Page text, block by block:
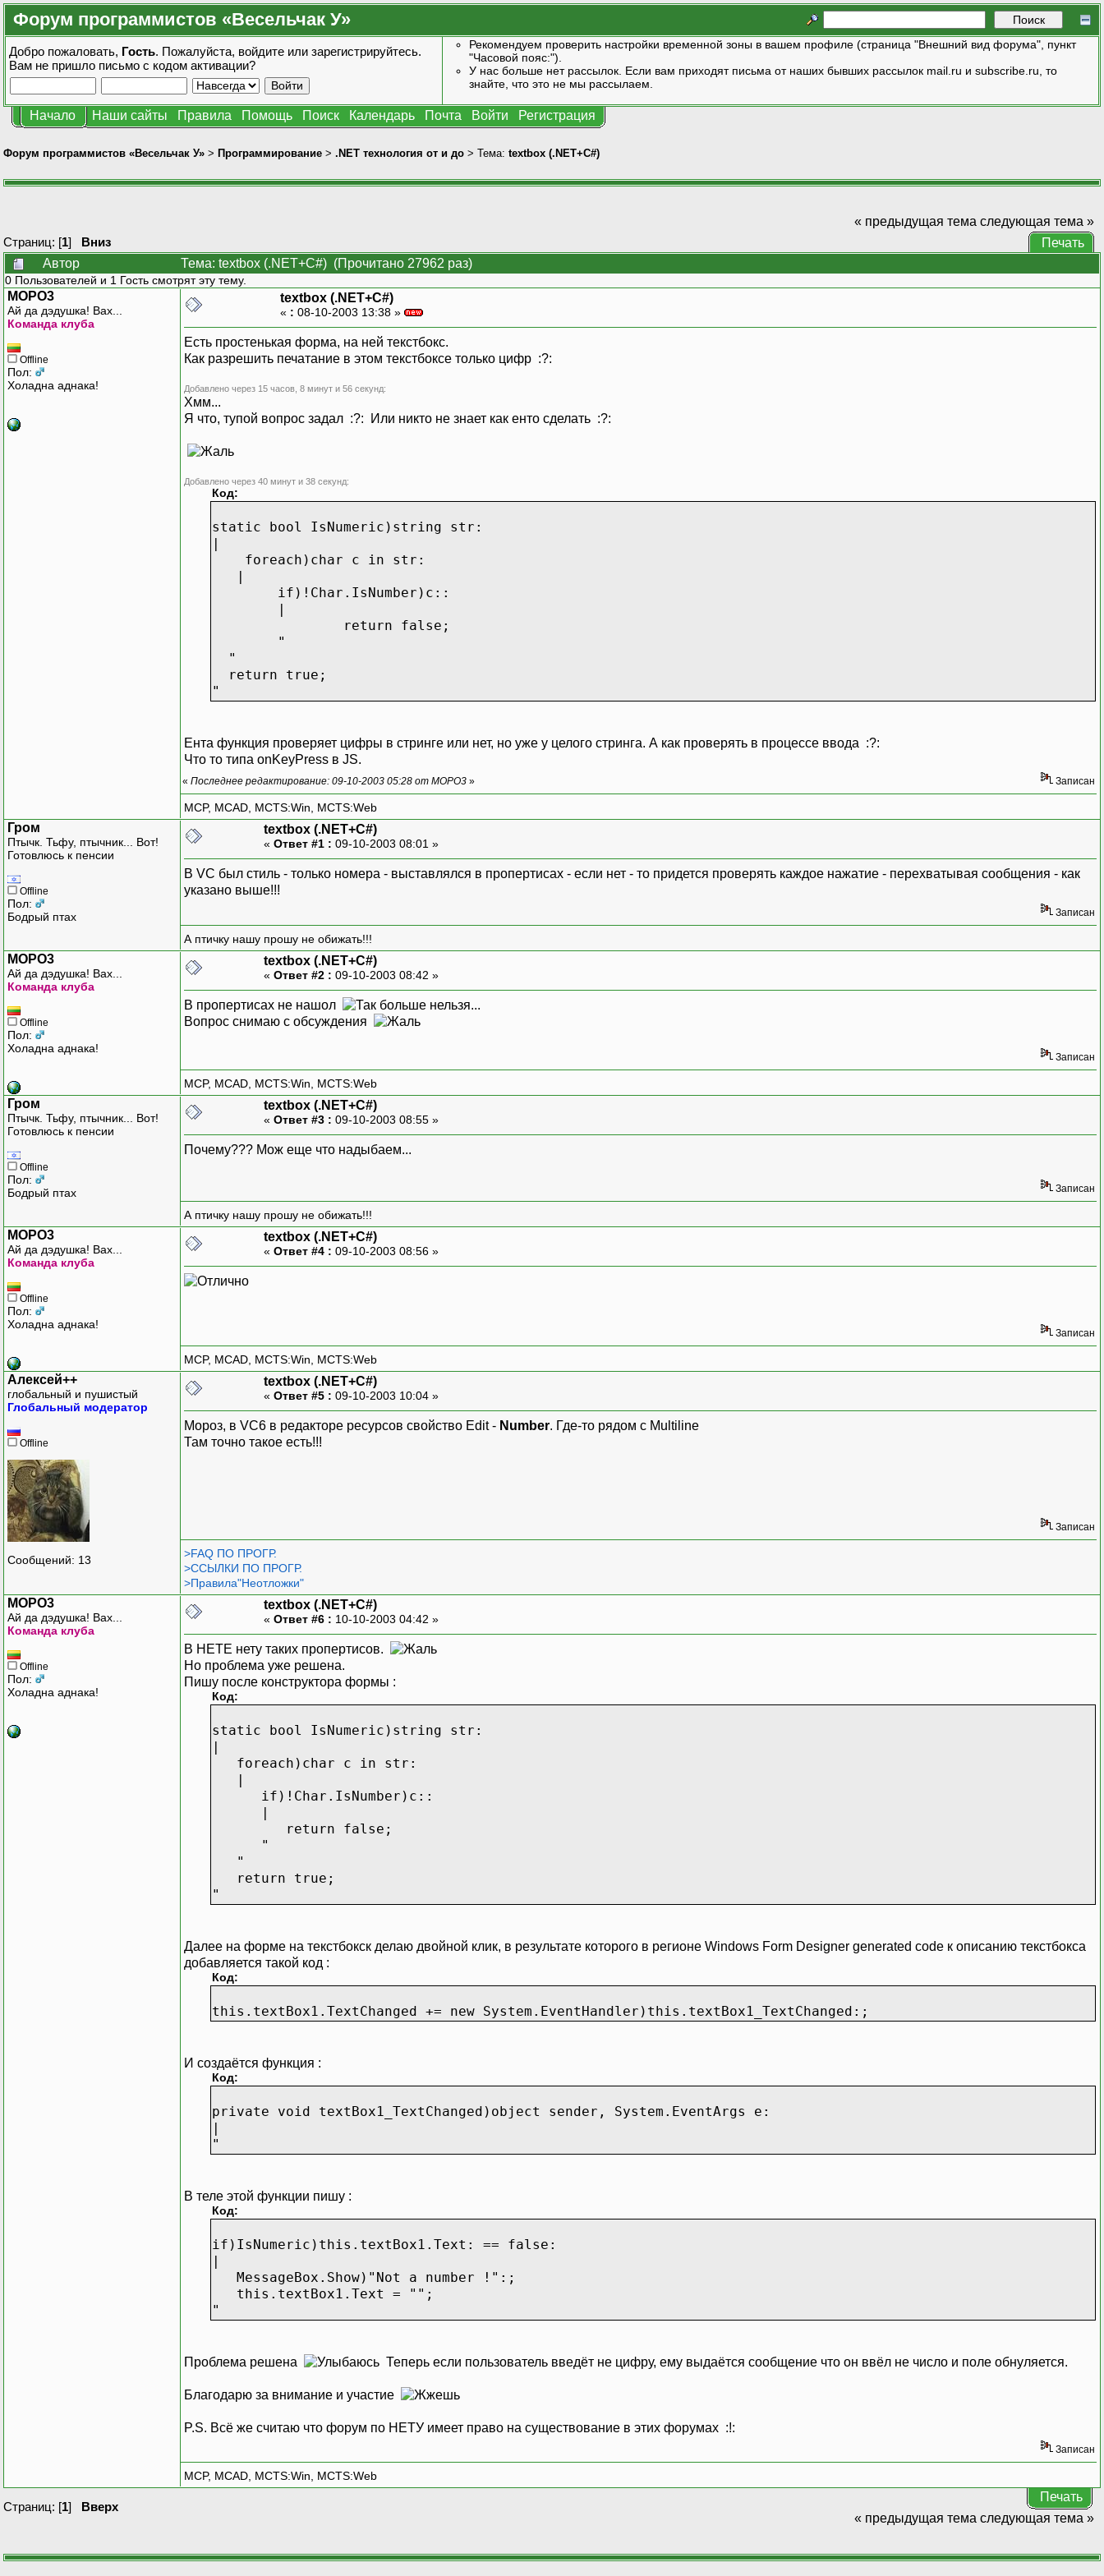
Форум программистов «Весельчак У»
Добро пожаловать, Гость. Пожалуйста, войдите или зарегистрируйтесь.
Вам не пришло письмо с кодом активации?
Рекомендуем проверить настройки временной зоны в вашем профиле (страница "Внешний вид форума", пункт
"Часовой пояс:").
У нас больше нет рассылок. Если вам приходят письма от наших бывших рассылок mail.ru и subscribe.ru, то
знайте, что это не мы рассылаем.
Начало Наши сайты Правила Помощь Поиск Календарь Почта Войти Регистрация
Форум программистов «Весельчак У» > Программирование > .NET технология от и до > Тема: textbox (.NET+C#)
Страниц: [1] Вниз
« предыдущая тема следующая тема »
Печать
Автор
Тема: textbox (.NET+C#) (Прочитано 27962 раз)
0 Пользователей и 1 Гость смотрят эту тему.
MOPO3
Ай да дэдушка! Вах...
Команда клуба
Offline
Пол:
Холадна аднака!
textbox (.NET+C#)
« : 08-10-2003 13:38 »
Есть простенькая форма, на ней текстбокс.
Как разрешить печатание в этом текстбоксе только цифр :?:
Добавлено через 15 часов, 8 минут и 56 секунд:
Хмм...
Я что, тупой вопрос задал :?: Или никто не знает как енто сделать :?:
Добавлено через 40 минут и 38 секунд:
Код:
static bool IsNumeric)string str:
|
foreach)char c in str:
|
if)!Char.IsNumber)c::
|
return false;
"
"
return true;
"
Ента функция проверяет цифры в стринге или нет, но уже у целого стринга. А как проверять в процессе ввода :?:
Что то типа onKeyPress в JS.
« Последнее редактирование: 09-10-2003 05:28 от MOPO3 » Записан
MCP, MCAD, MCTS:Win, MCTS:Web
Гром
Птычк. Тьфу, птычник... Вот!
Готовлюсь к пенсии
Offline
Пол:
Бодрый птах
textbox (.NET+C#)
« Ответ #1 : 09-10-2003 08:01 »
В VC был стиль - только номера - выставлялся в пропертисах - если нет - то придется проверять каждое нажатие - перехватывая сообщения - как
указано выше!!!
Записан
А птичку нашу прошу не обижать!!!
MOPO3
Ай да дэдушка! Вах...
Команда клуба
Offline
Пол:
Холадна аднака!
textbox (.NET+C#)
« Ответ #2 : 09-10-2003 08:42 »
В пропертисах не нашол
Вопрос снимаю с обсуждения
Записан
MCP, MCAD, MCTS:Win, MCTS:Web
Гром
Птычк. Тьфу, птычник... Вот!
Готовлюсь к пенсии
Offline
Пол:
Бодрый птах
textbox (.NET+C#)
« Ответ #3 : 09-10-2003 08:55 »
Почему??? Мож еще что надыбаем...
Записан
А птичку нашу прошу не обижать!!!
MOPO3
Ай да дэдушка! Вах...
Команда клуба
Offline
Пол:
Холадна аднака!
textbox (.NET+C#)
« Ответ #4 : 09-10-2003 08:56 »
Записан
MCP, MCAD, MCTS:Win, MCTS:Web
Алексей++
глобальный и пушистый
Глобальный модератор
Offline
Сообщений: 13
textbox (.NET+C#)
« Ответ #5 : 09-10-2003 10:04 »
Мороз, в VC6 в редакторе ресурсов свойство Edit - Number. Где-то рядом с Multiline
Там точно такое есть!!!
Записан
>FAQ ПО ПРОГР.
>ССЫЛКИ ПО ПРОГР.
>Правила"Неотложки"
MOPO3
Ай да дэдушка! Вах...
Команда клуба
Offline
Пол:
Холадна аднака!
textbox (.NET+C#)
« Ответ #6 : 10-10-2003 04:42 »
В НЕТЕ нету таких пропертисов.
Но проблема уже решена.
Пишу после конструктора формы :
Код:
static bool IsNumeric)string str:
|
foreach)char c in str:
|
if)!Char.IsNumber)c::
|
return false;
"
"
return true;
"
Далее на форме на текстбокск делаю двойной клик, в результате которого в регионе Windows Form Designer generated code к описанию текстбокса
добавляется такой код :
Код:
this.textBox1.TextChanged += new System.EventHandler)this.textBox1_TextChanged:;
И создаётся функция :
Код:
private void textBox1_TextChanged)object sender, System.EventArgs e:
|
"
В теле этой функции пишу :
Код:
if)IsNumeric)this.textBox1.Text: == false:
|
MessageBox.Show)"Not a number !":;
this.textBox1.Text = "";
"
Проблема решена Теперь если пользователь введёт не цифру, ему выдаётся сообщение что он ввёл не число и поле обнуляется.
Благодарю за внимание и участие
P.S. Всё же считаю что форум по НЕТУ имеет право на существование в этих форумах :!:
Записан
MCP, MCAD, MCTS:Win, MCTS:Web
Страниц: [1] Вверх
Печать
« предыдущая тема следующая тема »